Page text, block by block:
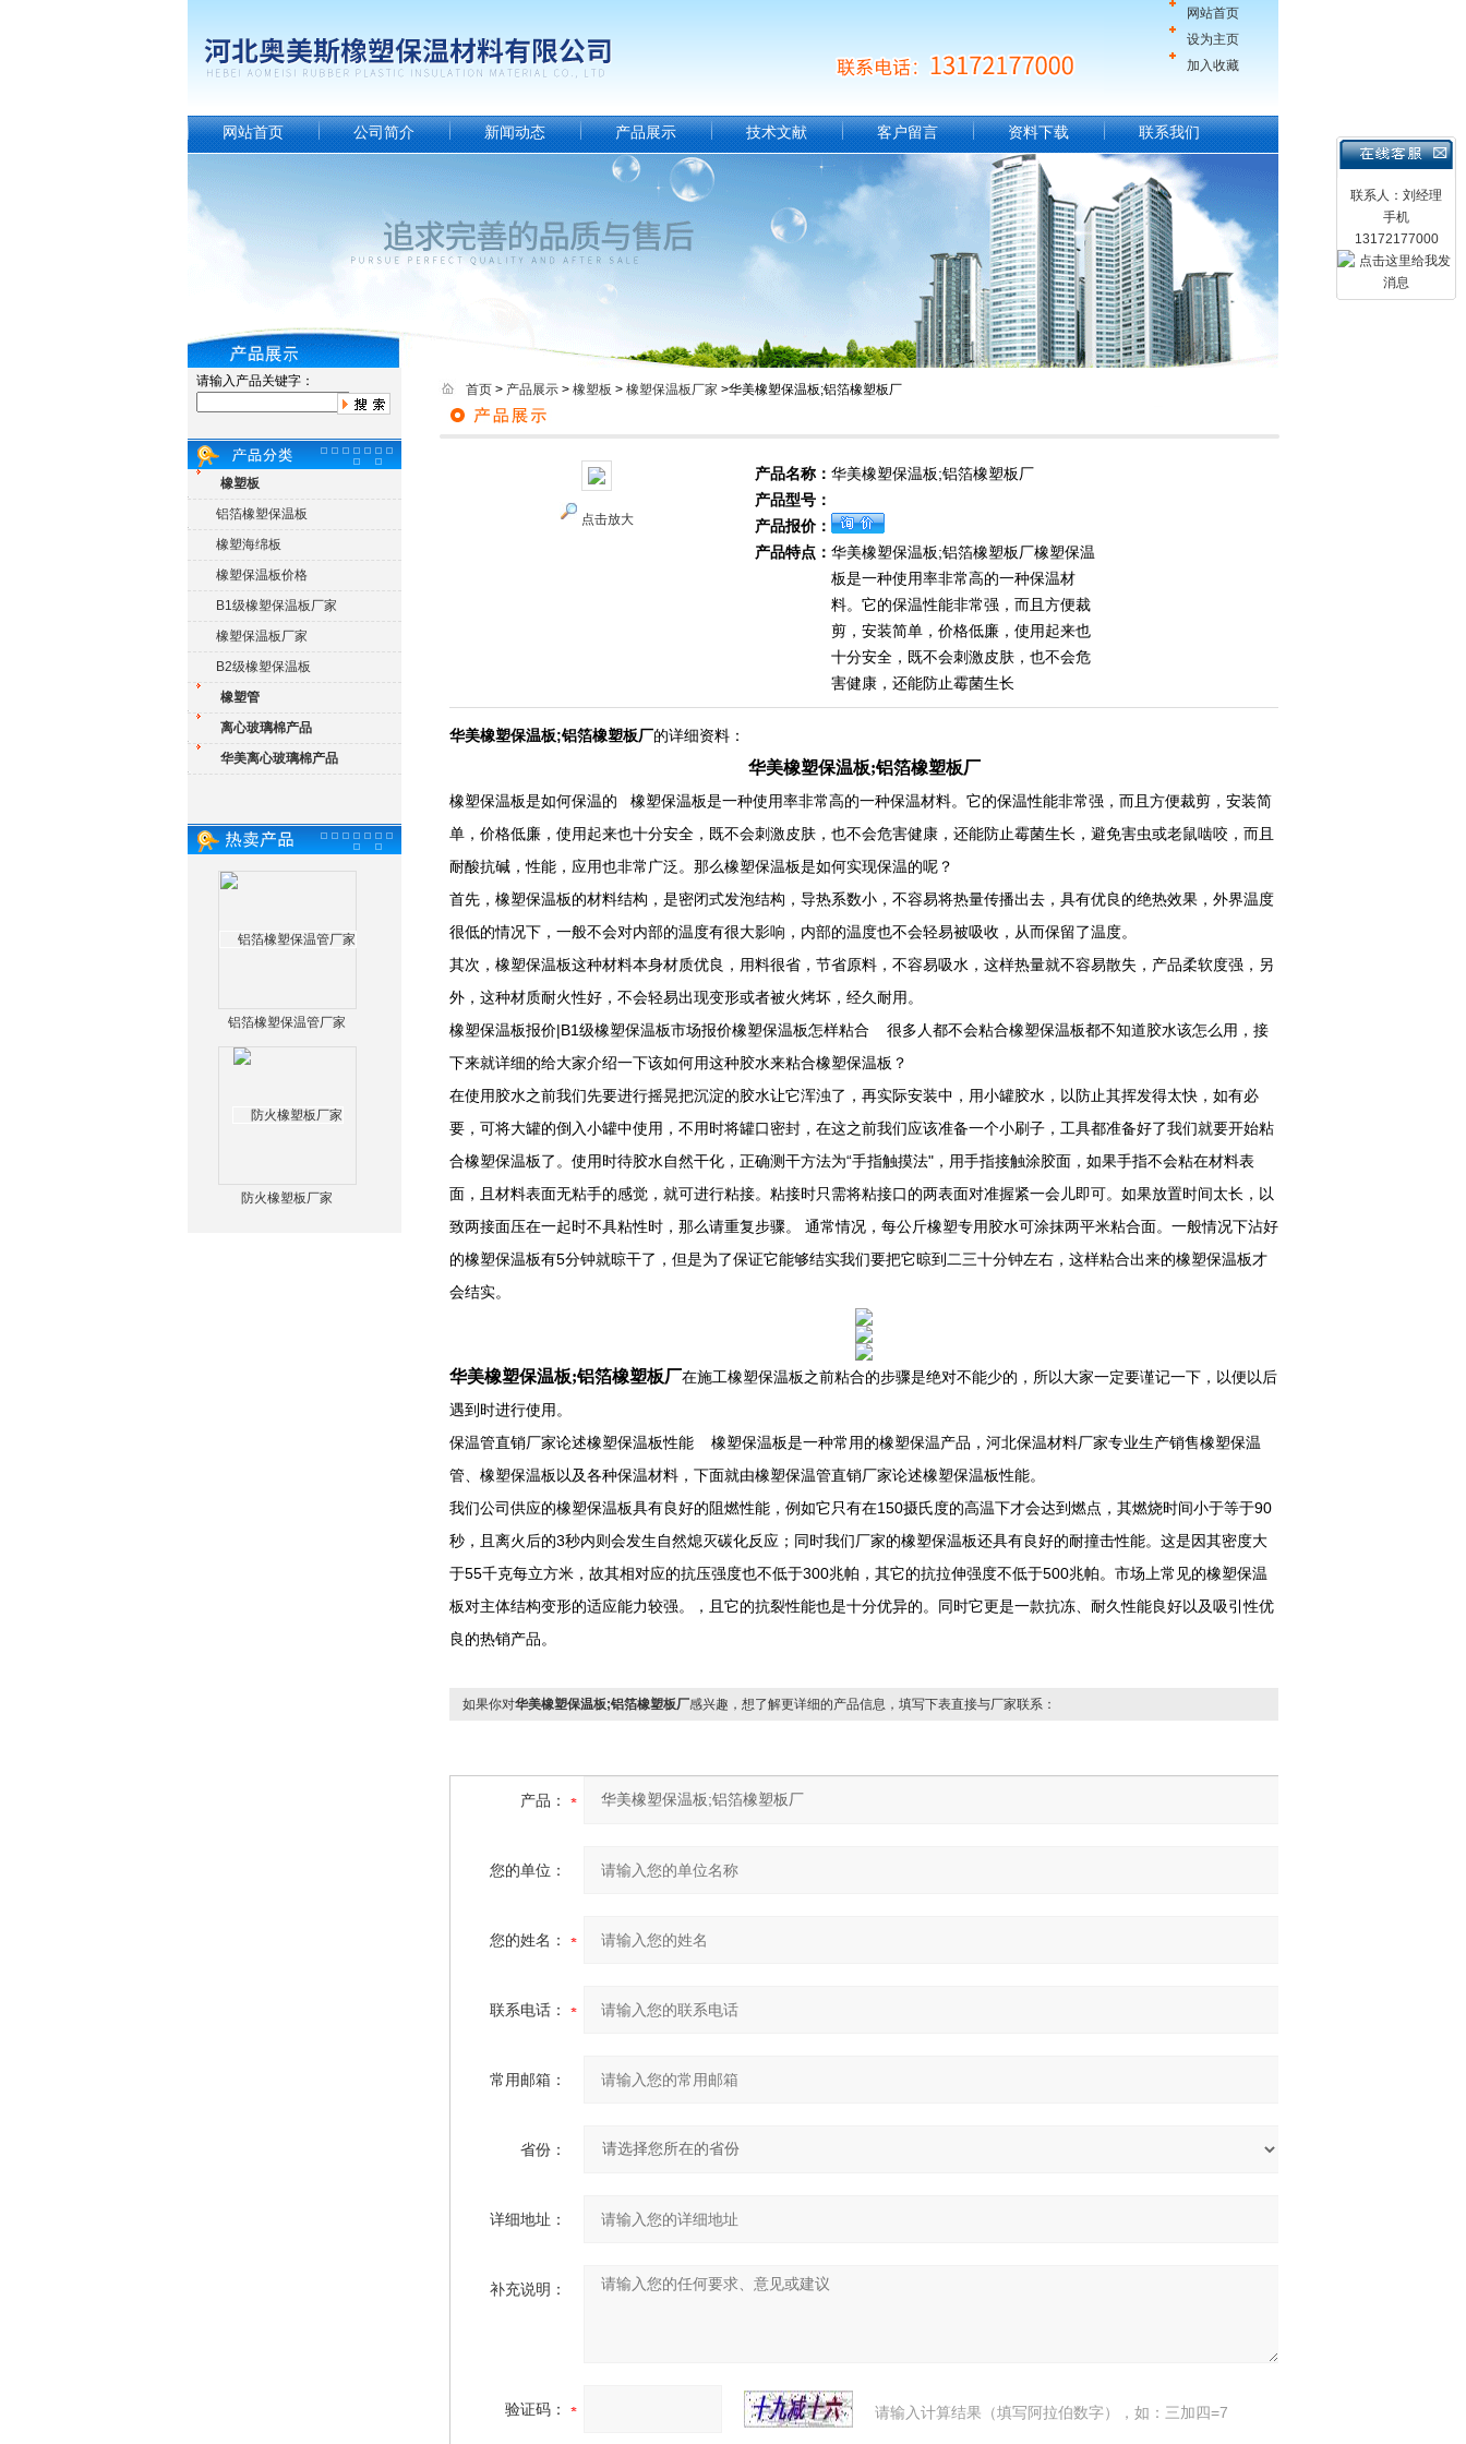
网站首页
设为主页
加入收藏
联系人：刘经理
手机
13172177000
网站首页 公司简介 新闻动态 产品展示 技术文献 客户留言 资料下载 联系我们
请输入产品关键字：
橡塑板
铝箔橡塑保温板
橡塑海绵板
橡塑保温板价格
B1级橡塑保温板厂家
橡塑保温板厂家
B2级橡塑保温板
橡塑管
离心玻璃棉产品
华美离心玻璃棉产品
铝箔橡塑保温管厂家
防火橡塑板厂家
首页 > 产品展示 > 橡塑板 > 橡塑保温板厂家 >华美橡塑保温板;铝箔橡塑板厂
点击放大
产品名称： 华美橡塑保温板;铝箔橡塑板厂
产品型号：
产品报价：
产品特点： 华美橡塑保温板;铝箔橡塑板厂橡塑保温
板是一种使用率非常高的一种保温材
料。它的保温性能非常强，而且方便裁
剪，安装简单，价格低廉，使用起来也
十分安全，既不会刺激皮肤，也不会危
害健康，还能防止霉菌生长
华美橡塑保温板;铝箔橡塑板厂的详细资料：
华美橡塑保温板;铝箔橡塑板厂
橡塑保温板是如何保温的 橡塑保温板是一种使用率非常高的一种保温材料。它的保温性能非常强，而且方便裁剪，安装简
单，价格低廉，使用起来也十分安全，既不会刺激皮肤，也不会危害健康，还能防止霉菌生长，避免害虫或老鼠啮咬，而且
耐酸抗碱，性能，应用也非常广泛。那么橡塑保温板是如何实现保温的呢？
首先，橡塑保温板的材料结构，是密闭式发泡结构，导热系数小，不容易将热量传播出去，具有优良的绝热效果，外界温度
很低的情况下，一般不会对内部的温度有很大影响，内部的温度也不会轻易被吸收，从而保留了温度。
其次，橡塑保温板这种材料本身材质优良，用料很省，节省原料，不容易吸水，这样热量就不容易散失，产品柔软度强，另
外，这种材质耐火性好，不会轻易出现变形或者被火烤坏，经久耐用。
橡塑保温板报价|B1级橡塑保温板市场报价橡塑保温板怎样粘合 很多人都不会粘合橡塑保温板都不知道胶水该怎么用，接
下来就详细的给大家介绍一下该如何用这种胶水来粘合橡塑保温板？
在使用胶水之前我们先要进行摇晃把沉淀的胶水让它浑浊了，再实际安装中，用小罐胶水，以防止其挥发得太快，如有必
要，可将大罐的倒入小罐中使用，不用时将罐口密封，在这之前我们应该准备一个小刷子，工具都准备好了我们就要开始粘
合橡塑保温板了。使用时待胶水自然干化，正确测干方法为“手指触摸法"，用手指接触涂胶面，如果手指不会粘在材料表
面，且材料表面无粘手的感觉，就可进行粘接。粘接时只需将粘接口的两表面对准握紧一会儿即可。如果放置时间太长，以
致两接面压在一起时不具粘性时，那么请重复步骤。 通常情况，每公斤橡塑专用胶水可涂抹两平米粘合面。一般情况下沾好
的橡塑保温板有5分钟就晾干了，但是为了保证它能够结实我们要把它晾到二三十分钟左右，这样粘合出来的橡塑保温板才
会结实。
华美橡塑保温板;铝箔橡塑板厂在施工橡塑保温板之前粘合的步骤是绝对不能少的，所以大家一定要谨记一下，以便以后
遇到时进行使用。
保温管直销厂家论述橡塑保温板性能 橡塑保温板是一种常用的橡塑保温产品，河北保温材料厂家专业生产销售橡塑保温
管、橡塑保温板以及各种保温材料，下面就由橡塑保温管直销厂家论述橡塑保温板性能。
我们公司供应的橡塑保温板具有良好的阻燃性能，例如它只有在150摄氏度的高温下才会达到燃点，其燃烧时间小于等于90
秒，且离火后的3秒内则会发生自然熄灭碳化反应；同时我们厂家的橡塑保温板还具有良好的耐撞击性能。这是因其密度大
于55千克每立方米，故其相对应的抗压强度也不低于300兆帕，其它的抗拉伸强度不低于500兆帕。市场上常见的橡塑保温
板对主体结构变形的适应能力较强。，且它的抗裂性能也是十分优异的。同时它更是一款抗冻、耐久性能良好以及吸引性优
良的热销产品。
如果你对华美橡塑保温板;铝箔橡塑板厂感兴趣，想了解更详细的产品信息，填写下表直接与厂家联系：
产品：
您的单位：
您的姓名：
联系电话：
常用邮箱：
省份：
详细地址：
补充说明：
验证码： 请输入计算结果（填写阿拉伯数字），如：三加四=7